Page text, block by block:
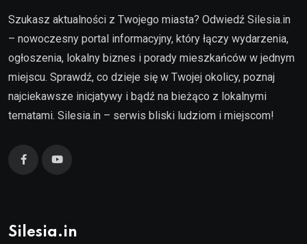
Szukasz aktualności z Twojego miasta? Odwiedź Silesia.in
– nowoczesny portal informacyjny, który łączy wydarzenia,
ogłoszenia, lokalny biznes i porady mieszkańców w jednym
miejscu. Sprawdź, co dzieje się w Twojej okolicy, poznaj
najciekawsze inicjatywy i bądź na bieżąco z lokalnymi
tematami. Silesia.in – serwis bliski ludziom i miejscom!
Silesia.in